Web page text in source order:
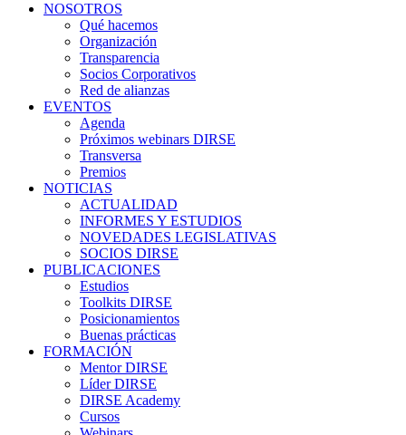
NOSOTROS
Qué hacemos
Organización
Transparencia
Socios Corporativos
Red de alianzas
EVENTOS
Agenda
Próximos webinars DIRSE
Transversa
Premios
NOTICIAS
ACTUALIDAD
INFORMES Y ESTUDIOS
NOVEDADES LEGISLATIVAS
SOCIOS DIRSE
PUBLICACIONES
Estudios
Toolkits DIRSE
Posicionamientos
Buenas prácticas
FORMACIÓN
Mentor DIRSE
Líder DIRSE
DIRSE Academy
Cursos